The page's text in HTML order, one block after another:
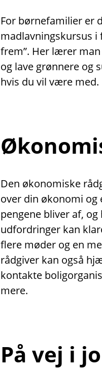
For børnefamilier er
madlavningskursus i
frem”. Her lærer
og lave grønnere og
hvis du vil være med.
Den økonomiske
over din økonomi og
pengene bliver af,
udfordringer kan
flere møder og en
rådgiver kan også
kontakte
mere.
På vej i